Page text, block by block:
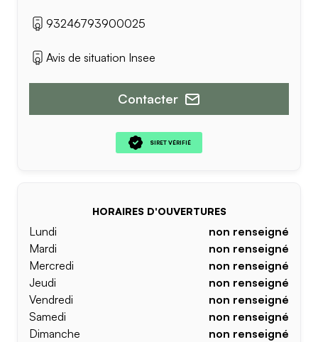
93246793900025
Avis de situation Insee
Contacter
SIRET VÉRIFIÉ
HORAIRES D'OUVERTURES
Lundi
non renseigné
Mardi
non renseigné
Mercredi
non renseigné
Jeudi
non renseigné
Vendredi
non renseigné
Samedi
non renseigné
Dimanche
non renseigné